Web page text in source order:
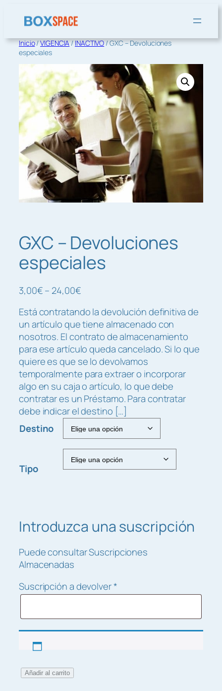
Inicio/VIGENCIA/INACTIVO/ GXC – Devoluciones
especiales
GXC – Devoluciones
especiales
3,00€– 24,00€R
n
g
o
d
e
p
r
e
c
i
o
s
:
e
,
€
Está contratando la devolución definitiva de
un artículo que tiene almacenado con
nosotros. El contrato de almacenamiento
para ese artículo queda cancelado. Si lo que
quiere es que se lo devolvamos
temporalmente para extraer o incorporar
algo en su caja o artículo, lo que debe
contratar es un Préstamo. Para contratar
debe indicar el destino […]
Destino
Tipo
Introduzca una suscripción
Puede consultar Suscripciones
Almacenadas
Suscripción a devolver*
Añadir al carrito